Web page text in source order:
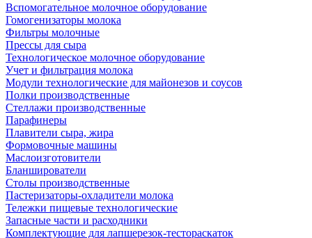
Вспомогательное молочное оборудование
Гомогенизаторы молока
Фильтры молочные
Прессы для сыра
Технологическое молочное оборудование
Учет и фильтрация молока
Модули технологические для майонезов и соусов
Полки производственные
Стеллажи производственные
Парафинеры
Плавители сыра, жира
Формовочные машины
Маслоизготовители
Бланширователи
Столы производственные
Пастеризаторы-охладители молока
Тележки пищевые технологические
Запасные части и расходники
Комплектующие для лапшерезок-тестораскаток